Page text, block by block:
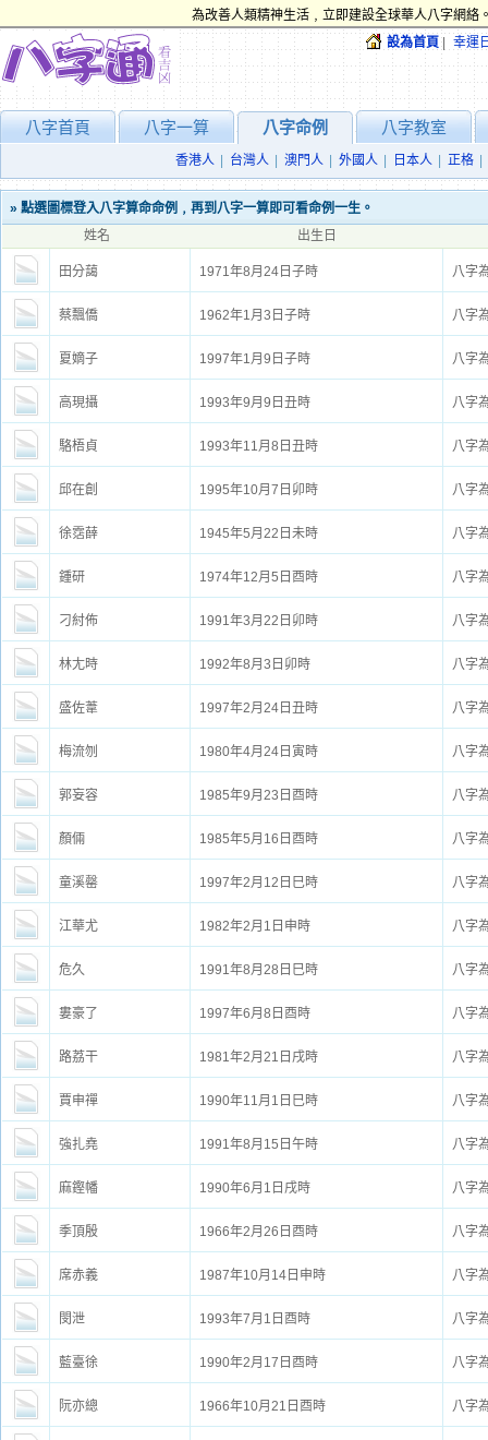
為改善人類精神生活﹐立即建設全球華人八字網絡
設為首頁 | 幸運
八字首頁 八字一算 八字命例 八字教室
香港人 | 台灣人 | 澳門人 | 外國人 | 日本人 | 正格 |
» 點選圖標登入八字算命命例﹐再到八字一算即可看命例一生。
姓名
出生日
田分藹 1971年8月24日子時 八字
蔡飄僑 1962年1月3日子時 八字
夏嫡子 1997年1月9日子時 八字
高現攝 1993年9月9日丑時 八字
駱梧貞 1993年11月8日丑時 八字
邱在創 1995年10月7日卯時 八字
徐霑薛 1945年5月22日未時 八字
鍾研 1974年12月5日酉時 八字
刁紂佈 1991年3月22日卯時 八字
林尢時 1992年8月3日卯時 八字
盛佐葦 1997年2月24日丑時 八字
梅流刎 1980年4月24日寅時 八字
郭妄容 1985年9月23日酉時 八字
顏倆 1985年5月16日酉時 八字
童溪罄 1997年2月12日巳時 八字
江華尤 1982年2月1日申時 八字
危久 1991年8月28日巳時 八字
婁豪了 1997年6月8日酉時 八字
路荔干 1981年2月21日戌時 八字
賈申禪 1990年11月1日巳時 八字
強扎堯 1991年8月15日午時 八字
麻鏗幡 1990年6月1日戌時 八字
季頂殷 1966年2月26日酉時 八字
席赤義 1987年10月14日申時 八字
閔泄 1993年7月1日酉時 八字
藍臺徐 1990年2月17日酉時 八字
阮亦總 1966年10月21日酉時 八字